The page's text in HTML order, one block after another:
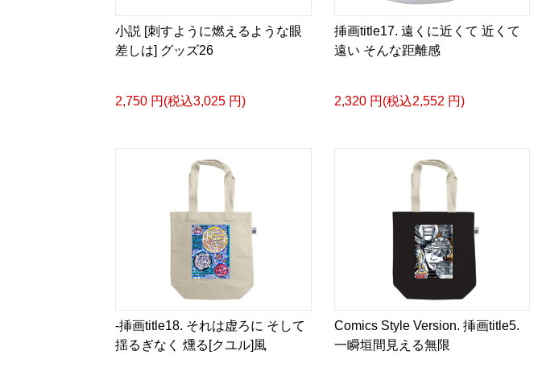
小説 [刺すように燃えるような眼
差しは] グッズ26
2,750 円(税込3,025 円)
挿画title17. 遠くに近くて 近くて
遠い そんな距離感
2,320 円(税込2,552 円)
-挿画title18. それは虚ろに そして
揺るぎなく 燻る[クユル]風
Comics Style Version. 挿画title5.
一瞬垣間見える無限